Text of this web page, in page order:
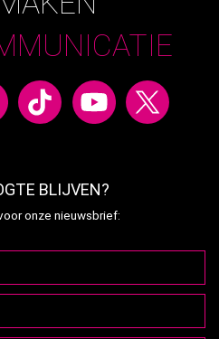
BLIJVEN?
onze nieuwsbrief: